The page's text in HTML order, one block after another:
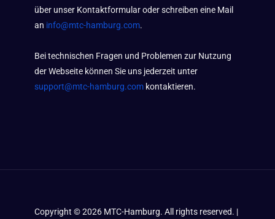
über unser Kontaktformular oder schreiben eine Mail
an info@mtc-hamburg.com.
Bei technischen Fragen und Problemen zur Nutzung
der Webseite können Sie uns jederzeit unter
support@mtc-hamburg.com kontaktieren.
Copyright ©2026 MTC-Hamburg. All rights reserved. |